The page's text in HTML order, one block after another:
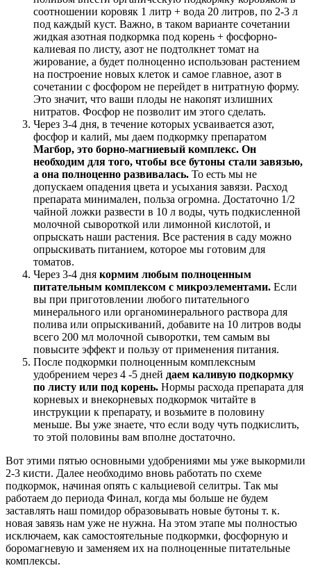
соотношении коровяк 1 литр + вода 20 литров, по 2-3 л
под каждый куст. Важно, в таком варианте сочетании
жидкая азотная подкормка под корень + фосфорно-
калиевая по листу, азот не подтолкнет томат на
жирование, а будет полноценно использован растением
на построение новых клеток и самое главное, азот в
сочетании с фосфором не перейдет в нитратную форму.
Это значит, что ваши плоды не накопят излишних
нитратов. Фосфор не позволит им этого сделать.
Через 3-4 дня, в течение которых усваивается азот,
фосфор и калий, мы даем подкормку препаратом
Магбор, это борно-магниевый комплекс. Он
необходим для того, чтобы все бутоны стали завязью,
а она полноценно развивалась. То есть мы не
допускаем опадения цвета и усыхания завязи. Расход
препарата минимален, польза огромна. Достаточно 1/2
чайной ложки развести в 10 л воды, чуть подкисленной
молочной сывороткой или лимонной кислотой, и
опрыскать наши растения. Все растения в саду можно
опрыскивать питанием, которое мы готовим для
томатов.
Через 3-4 дня кормим любым полноценным
питательным комплексом с микроэлементами. Если
вы при приготовлении любого питательного
минерального или органоминерального раствора для
полива или опрыскиваний, добавите на 10 литров воды
всего 200 мл молочной сыворотки, тем самым вы
повысите эффект и пользу от применения питания.
После подкормки полноценным комплексным
удобрением через 4 -5 дней даем каливую подкормку
по листу или под корень. Нормы расхода препарата для
корневых и внекорневых подкормок читайте в
инструкции к препарату, и возьмите в половину
меньше. Вы уже знаете, что если воду чуть подкислить,
то этой половины вам вполне достаточно.
Вот этими пятью основными удобрениями мы уже выкормили
2-3 кисти. Далее необходимо вновь работать по схеме
подкормок, начиная опять с кальциевой селитры. Так мы
работаем до периода Финал, когда мы больше не будем
заставлять наш помидор образовывать новые бутоны т. к.
новая завязь нам уже не нужна. На этом этапе мы полностью
исключаем, как самостоятельные подкормки, фосфорную и
боромагневую и заменяем их на полноценные питательные
комплексы.